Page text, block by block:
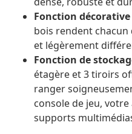
Fonction décorative
bois rendent chacun
et légèrement
Fonction de
étagère et 3 tiroirs
ranger
console de jeu,
supports